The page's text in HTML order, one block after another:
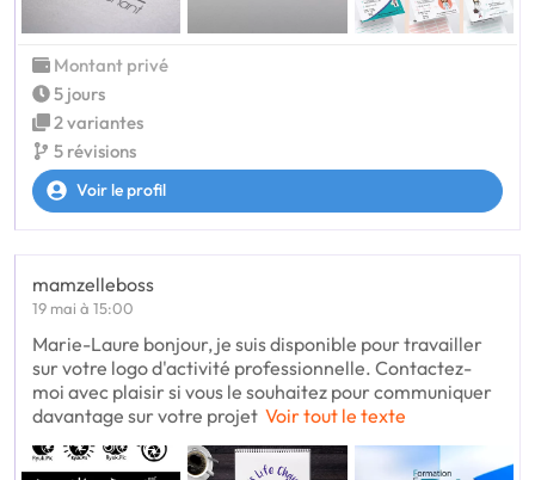
Montant privé
5 jours
2 variantes
5 révisions
Voir le profil
mamzelleboss
19 mai à 15:00
Marie-Laure bonjour, je suis disponible pour travailler
sur votre logo d'activité professionnelle. Contactez-
moi avec plaisir si vous le souhaitez pour communiquer
davantage sur votre projet Voir tout le texte